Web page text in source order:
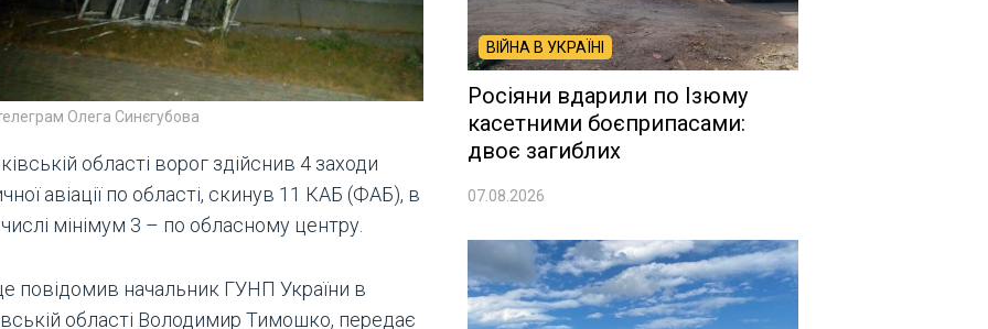
Олега Синєгубова
області ворог здійснив 4 заходи
авіації по області, скинув 11 КАБ (ФАБ), в
мінімум 3 – по обласному центру.
повідомив начальник ГУНП України в
області Володимир Тимошко, передає
ВІЙНА В УКРАЇНІ
Росіяни вдарили по Ізюму
касетними боєприпасами:
двоє загиблих
07.08.2026